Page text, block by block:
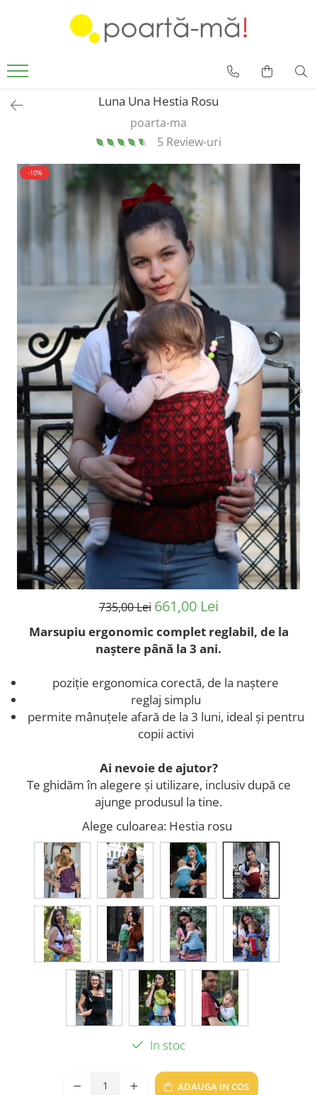
Borsete
Accesorii Luna
Scutece si paturici
Card cadou
Luna Una Hestia Rosu
poarta-ma
5 Review-uri
-10%
735,00 Lei 661,00 Lei
Marsupiu ergonomic complet reglabil, de la
naștere până la 3 ani.
poziție ergonomica corectă, de la naștere
reglaj simplu
permite mânuțele afară de la 3 luni, ideal și pentru
copii activi
Ai nevoie de ajutor?
Te ghidăm în alegere și utilizare, inclusiv după ce
ajunge produsul la tine.
Alege culoarea: Hestia rosu
In stoc
ADAUGA IN COS